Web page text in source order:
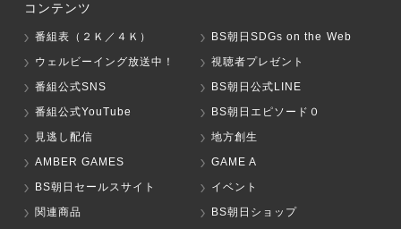
コンテンツ
番組表（２Ｋ／４Ｋ）
BS朝日SDGs on the Web
ウェルビーイング放送中！
視聴者プレゼント
番組公式SNS
BS朝日公式LINE
番組公式YouTube
BS朝日エピソード０
見逃し配信
地方創生
AMBER GAMES
GAME A
BS朝日セールスサイト
イベント
関連商品
BS朝日ショップ